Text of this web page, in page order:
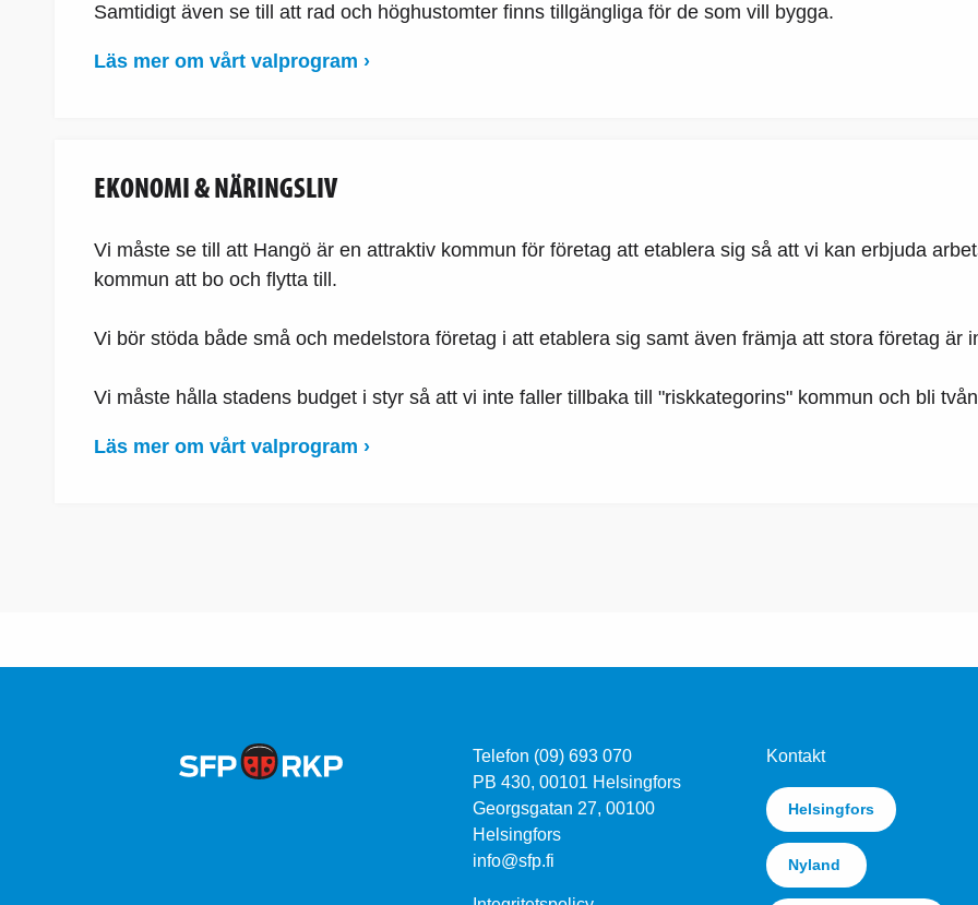
Samtidigt även se till att rad och höghustomter finns tillgängliga för de som vill bygga.
Läs mer om vårt valprogram ›
EKONOMI & NÄRINGSLIV
Vi måste se till att Hangö är en attraktiv kommun för företag att etablera sig så att vi kan erbjuda
kommun att bo och flytta till.
Vi bör stöda både små och medelstora företag i att etablera sig samt även främja att stora företag är
Vi måste hålla stadens budget i styr så att vi inte faller tillbaka till "riskkategorins" kommun och bli
Läs mer om vårt valprogram ›
Telefon (09) 693 070
PB 430, 00101 Helsingfors
Georgsgatan 27, 00100
Helsingfors
info@sfp.fi
Kontakt
Helsingfors
Nyland